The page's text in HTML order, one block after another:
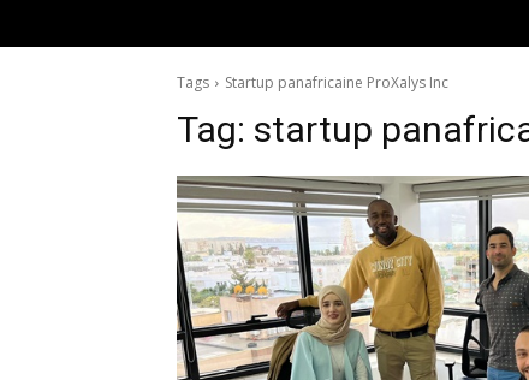
Tags Startup panafricaine ProXalys Inc
Tag: startup